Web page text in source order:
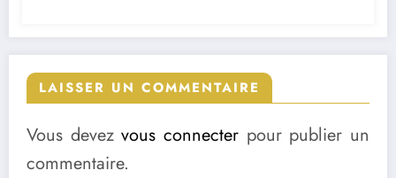
LAISSER UN COMMENTAIRE
Vous devezvous connecter pour publier un
commentaire.